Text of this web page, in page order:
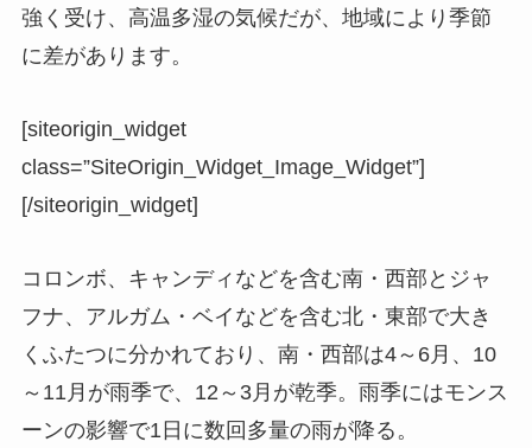
強く受け、高温多湿の気候だが、地域により季節
に差があります。
[siteorigin_widget
class=”SiteOrigin_Widget_Image_Widget”]
[/siteorigin_widget]
コロンボ、キャンディなどを含む南・西部とジャ
フナ、アルガム・ベイなどを含む北・東部で大き
くふたつに分かれており、 南・西部は4～6月、10
～11月が雨季で、12～3月が乾季。雨季にはモンス
ーンの影響で1日に数回多量の雨が降る。